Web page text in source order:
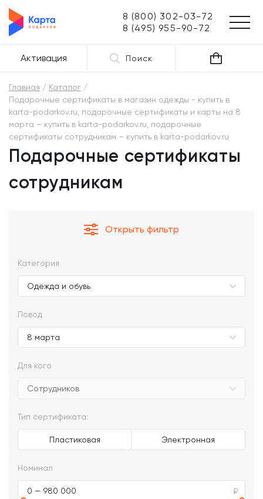
8 (800) 302-03-72
8 (495) 955-90-72
Активация Поиск
Главная
Каталог
Подарочные сертификаты в магазин одежды - купить в
karta-podarkov.ru, подарочные сертификаты и карты на 8
марта – купить в karta-podarkov.ru, подарочные
сертификаты сотрудникам – купить в karta-podarkov.ru
Подарочные сертификаты
сотрудникам
Открыть фильтр
Категория
Повод
Для кого
Тип сертификата:
Пластиковая Электронная
Номинал
0 — 980 000